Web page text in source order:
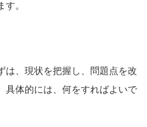
。
は、現状を把握し、問題点を改
具体的には、何をすればよいで